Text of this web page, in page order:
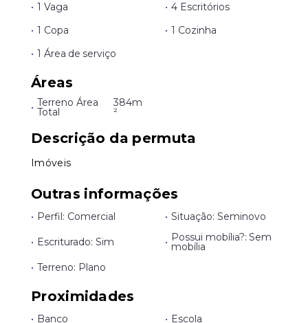
• 1 Vaga • 4 Escritórios
• 1 Copa • 1 Cozinha
• 1 Área de serviço
Áreas
• Terreno Área
Total
384m
²
Descrição da permuta
Imóveis
Outras informações
• Perfil: Comercial • Situação: Seminovo
• Escriturado: Sim • Possui mobília?: Sem
mobília
• Terreno: Plano
Proximidades
• Banco • Escola